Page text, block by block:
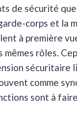
de sécurité
corps et la
à première
mêmes rôles.
sécuritaire
comme
sont à